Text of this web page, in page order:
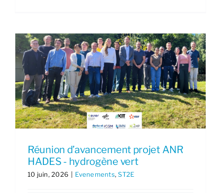
Réunion d’avancement projet ANR
HADES - hydrogène vert
10 juin, 2026 Evenements,ST2E